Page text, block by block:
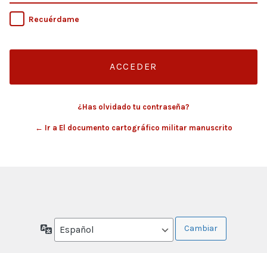
Recuérdame
¿Has olvidado tu contraseña?
← Ir a El documento cartográfico militar manuscrito
Idioma